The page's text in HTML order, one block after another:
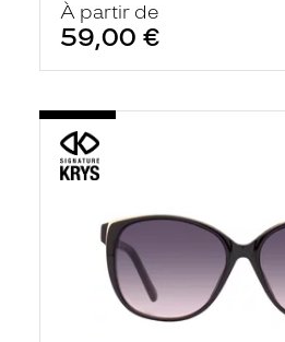
À partir de
59,00 €